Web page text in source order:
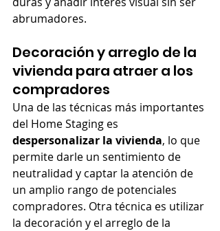
abrumadores.
Decoración y arreglo de la
vivienda para atraer a los
compradores
Una de las técnicas más importantes
del Home Staging es
despersonalizar la vivienda, lo que
permite darle un sentimiento de
neutralidad y captar la atención de
un amplio rango de potenciales
compradores. Otra técnica es utilizar
la decoración y el arreglo de la